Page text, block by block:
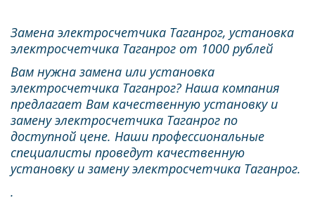
Замена электросчетчика Таганрог, установка
электросчетчика Таганрог от 1000 рублей
Вам нужна замена или установка
электросчетчика Таганрог? Наша компания
предлагает Вам качественную установку и
замену электросчетчика Таганрог по
доступной цене. Наши профессиональные
специалисты проведут качественную
установку и замену электросчетчика Таганрог.
.